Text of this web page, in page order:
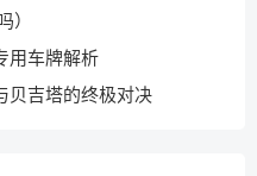
用车牌解析
贝吉塔的终极对决